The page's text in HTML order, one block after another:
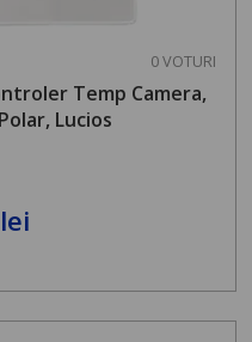
0 VOTURI
Temp Camera,
Lucios
lei